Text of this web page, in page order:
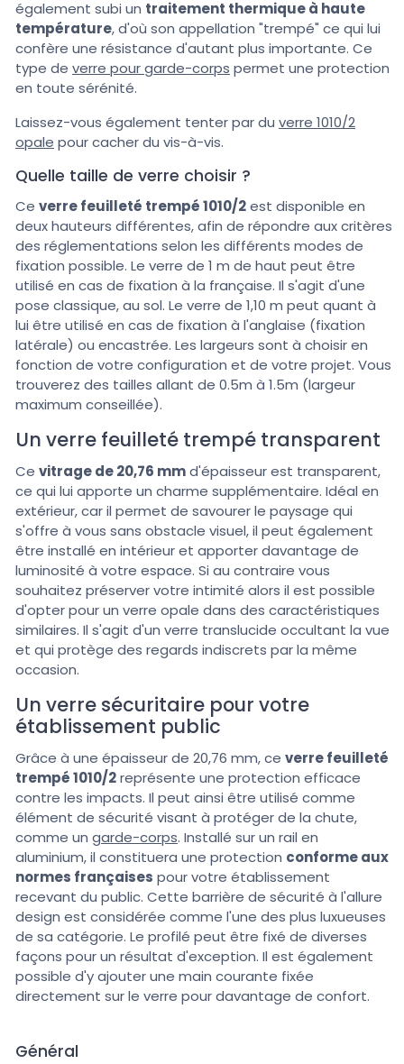
également subi un traitement thermique à haute
température, d'où son appellation "trempé" ce qui lui
confère une résistance d'autant plus importante. Ce
type de verre pour garde-corps permet une protection
en toute sérénité.
Laissez-vous également tenter par du verre 1010/2
opale pour cacher du vis-à-vis.
Quelle taille de verre choisir ?
Ce verre feuilleté trempé 1010/2est disponible en
deux hauteurs différentes, afin de répondre aux critères
des réglementations selon les différents modes de
fixation possible. Le verre de 1 m de haut peut être
utilisé en cas de fixation à la française. Il s'agit d'une
pose classique, au sol. Le verre de 1,10 m peut quant à
lui être utilisé en cas de fixation à l'anglaise (fixation
latérale) ou encastrée. Les largeurs sont à choisir en
fonction de votre configuration et de votre projet. Vous
trouverez des tailles allant de 0.5m à 1.5m (largeur
maximum conseillée).
Un verre feuilleté trempé transparent
Ce vitrage de 20,76 mmd'épaisseur est transparent,
ce qui lui apporte un charme supplémentaire. Idéal en
extérieur, car il permet de savourer le paysage qui
s'offre à vous sans obstacle visuel, il peut également
être installé en intérieur et apporter davantage de
luminosité à votre espace. Si au contraire vous
souhaitez préserver votre intimité alors il est possible
d'opter pour un verre opale dans des caractéristiques
similaires. Il s'agit d'un verre translucide occultant la vue
et qui protège des regards indiscrets par la même
occasion.
Un verre sécuritaire pour votre
établissement public
Grâce à une épaisseur de 20,76 mm, ce verre feuilleté
trempé 1010/2représente une protection efficace
contre les impacts. Il peut ainsi être utilisé comme
élément de sécurité visant à protéger de la chute,
comme un garde-corps. Installé sur un rail en
aluminium, il constituera une protection conforme aux
normes françaises pour votre établissement
recevant du public. Cette barrière de sécurité à l'allure
design est considérée comme l'une des plus luxueuses
de sa catégorie. Le profilé peut être fixé de diverses
façons pour un résultat d'exception. Il est également
possible d'y ajouter une main courante fixée
directement sur le verre pour davantage de confort.
Général